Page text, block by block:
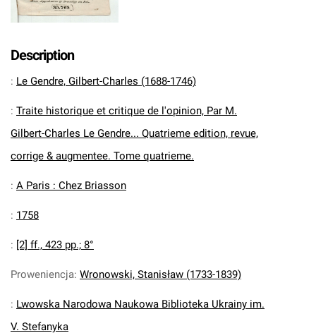
Description
: Le Gendre, Gilbert-Charles (1688-1746)
: Traite historique et critique de l'opinion, Par M.
Gilbert-Charles Le Gendre... Quatrieme edition, revue,
corrige & augmentee. Tome quatrieme.
: A Paris : Chez Briasson
: 1758
: [2] ff., 423 pp.; 8°
Proweniencja: Wronowski, Stanisław (1733-1839)
: Lwowska Narodowa Naukowa Biblioteka Ukrainy im.
V. Stefanyka